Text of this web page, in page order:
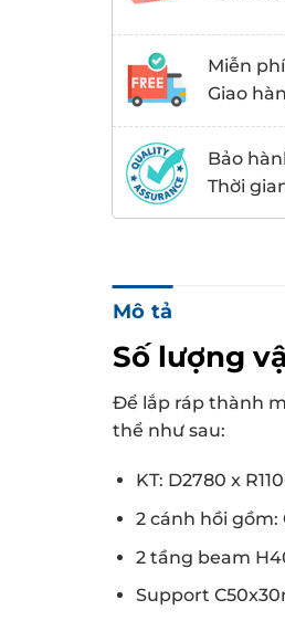
Miễn
Giao
Bảo
Thời
Mô tả
Số lượng
Để lắp ráp thành
thể như sau:
KT: D2780 x
2 cánh hồi gồm:
2 tầng beam
Support